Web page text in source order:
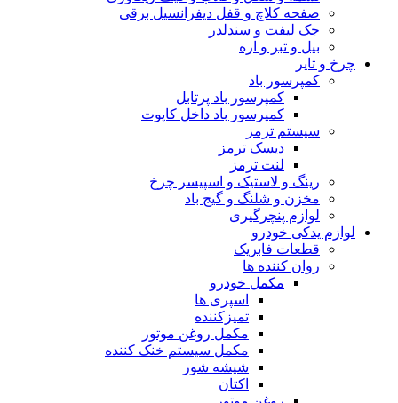
صفحه کلاچ و قفل دیفرانسیل برقی
جک لیفت و سندلدر
بیل و تبر و اره
چرخ و تایر
کمپرسور باد
کمپرسور باد پرتابل
کمپرسور باد داخل کاپوت
سیستم ترمز
دیسک ترمز
لنت ترمز
رینگ و لاستیک و اسپیسر چرخ
مخزن و شلنگ و گیج باد
لوازم پنچرگیری
لوازم یدکی خودرو
قطعات فابریک
روان کننده ها
مکمل خودرو
اسپری ها
تمیزکننده
مکمل روغن موتور
مکمل سیستم خنک کننده
شیشه شور
اکتان